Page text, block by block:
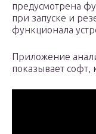
предусмотрена
при запуске и
функционала
Приложение
показывает